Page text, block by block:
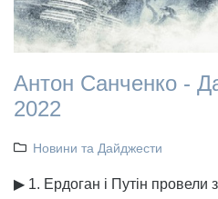
Антон Санченко -
2022
Новини та Дайджести
▶ 1. Ердоган і Путін провели